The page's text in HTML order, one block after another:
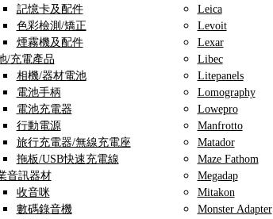
記憶卡及配件
色彩檢測/矯正
煙霧機及配件
/充電產品
相機/器材電池
電池手柄
電池充電器
行動電源
旅行充電器/無線充電座
拖板/USB快速充電線
音訊器材
收音咪
數碼錄音機
Leica
Levoit
Lexar
Libec
Litepanels
Lomography
Lowepro
Manfrotto
Matador
Maze Fathom
Megadap
Mitakon
Monster Adapter